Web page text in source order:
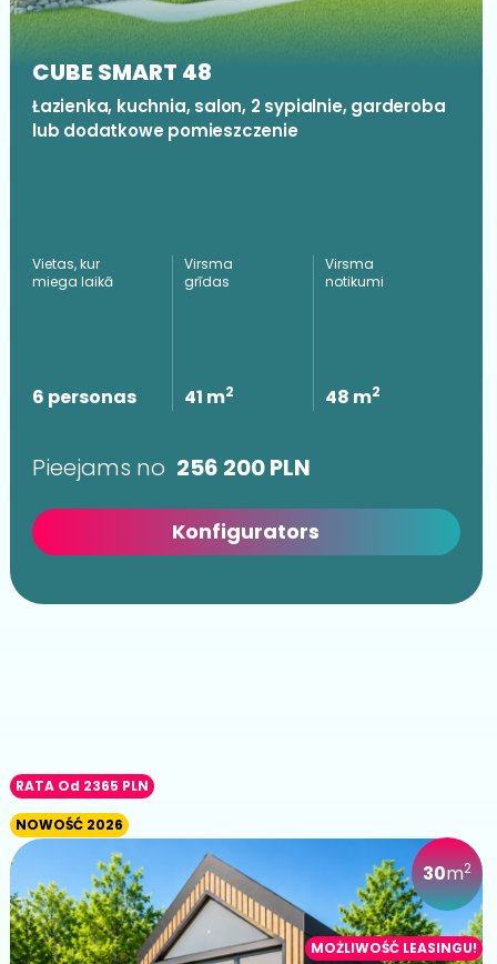
CUBE SMART 48
Łazienka, kuchnia, salon, 2 sypialnie, garderoba
lub dodatkowe pomieszczenie
Vietas, kur
miega laikā
6 personas
Virsma
grīdas
41 m2
Virsma
notikumi
48 m2
Pieejams no 256 200PLN
Konfigurators
RATA Od 2365 PLN
NOWOŚĆ 2026
30m2
MOŻLIWOŚĆ LEASINGU!